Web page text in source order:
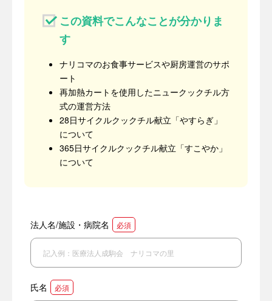
この資料でこんなことが分かりま
す
ナリコマのお食事サービスや厨房運営のサポ
ート
再加熱カートを使用したニュークックチル方
式の運営方法
28日サイクルクックチル献立「やすらぎ」
について
365日サイクルクックチル献立「すこやか」
について
法人名/施設・病院名 必須
氏名 必須